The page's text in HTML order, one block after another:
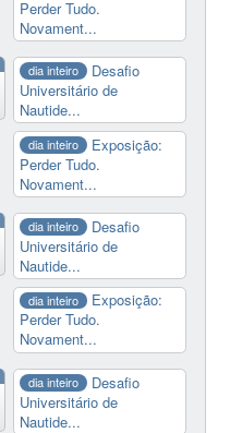
Perder Tudo.
Novament...
dia inteiro
Desafio
Universitário de
Nautide...
dia inteiro
Exposição:
Perder Tudo.
Novament...
dia inteiro
Desafio
Universitário de
Nautide...
dia inteiro
Exposição:
Perder Tudo.
Novament...
dia inteiro
Desafio
Universitário de
Nautide...